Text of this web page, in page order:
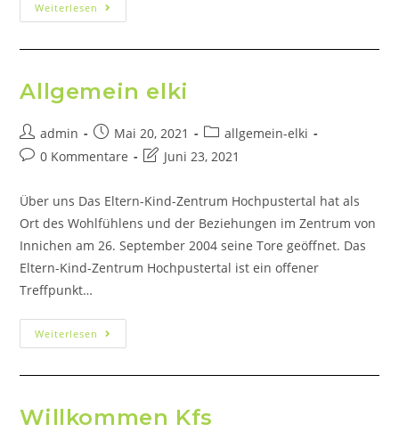
Weiterlesen
Allgemein elki
admin Mai 20, 2021
allgemein-elki
0 Kommentare
Juni 23, 2021
Über uns Das Eltern-Kind-Zentrum Hochpustertal hat als
Ort des Wohlfühlens und der Beziehungen im Zentrum von
Innichen am 26. September 2004 seine Tore geöffnet. Das
Eltern-Kind-Zentrum Hochpustertal ist ein offener
Treffpunkt…
Weiterlesen
Willkommen Kfs